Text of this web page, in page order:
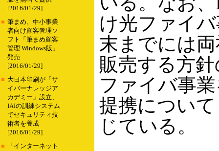
[2016/01/29]
■ 筆まめ、中小事業
者向け顧客管理ソ
フト「筆まめ顧客
管理 Windows版」
発売
[2016/01/29]
■ 大日本印刷が「サ
イバーナレッジア
カデミー」設立、
IAIの訓練システム
でセキュリティ技
術者を養成
[2016/01/29]
■
「インターネット
け光ファイ
末までには
販売する方
ファイバ事
提携につい
じている。